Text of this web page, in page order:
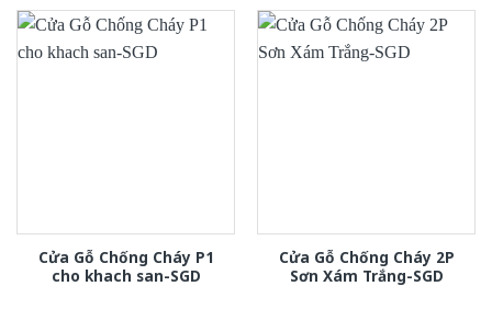
Cửa Gỗ Chống Cháy P1
cho khach san-SGD
Cửa Gỗ Chống Cháy 2P
Sơn Xám Trắng-SGD